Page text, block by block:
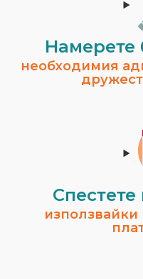
Намерете
необходимия